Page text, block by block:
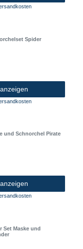
Spider
und Schnorchel Pirate
Set Maske und